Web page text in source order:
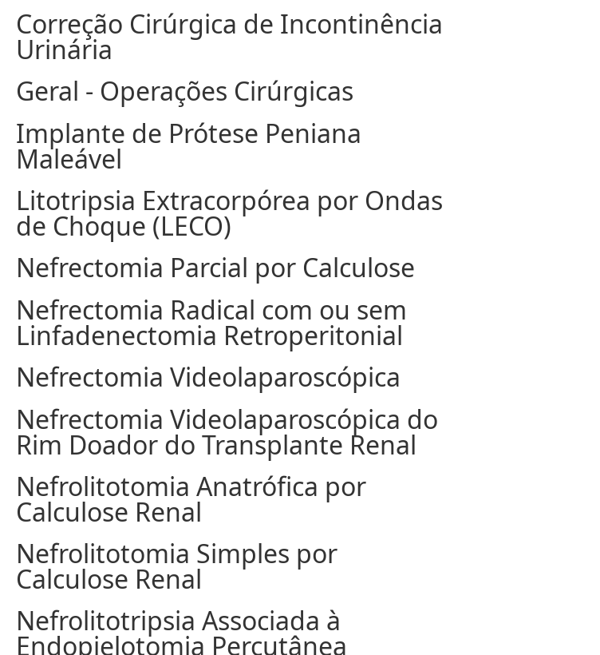
Correção Cirúrgica de Incontinência
Urinária
Geral - Operações Cirúrgicas
Implante de Prótese Peniana
Maleável
Litotripsia Extracorpórea por Ondas
de Choque (LECO)
Nefrectomia Parcial por Calculose
Nefrectomia Radical com ou sem
Linfadenectomia Retroperitonial
Nefrectomia Videolaparoscópica
Nefrectomia Videolaparoscópica do
Rim Doador do Transplante Renal
Nefrolitotomia Anatrófica por
Calculose Renal
Nefrolitotomia Simples por
Calculose Renal
Nefrolitotripsia Associada à
Endopielotomia Percutânea